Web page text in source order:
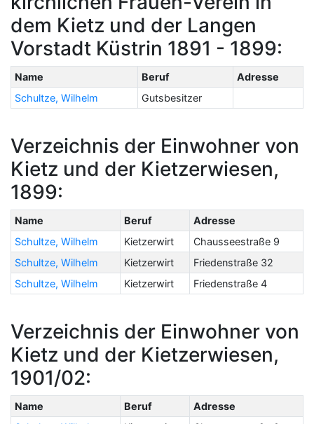
dem Kietz und der Langen
Vorstadt Küstrin 1891 - 1899:
Name Beruf
Adresse
Schultze, Wilhelm
Gutsbesitzer
Verzeichnis der Einwohner von
Kietz und der Kietzerwiesen,
1899:
Name Beruf
Adresse
Schultze, Wilhelm
Kietzerwirt
Chausseestraße 9
Schultze, Wilhelm
Kietzerwirt
Friedenstraße 32
Schultze, Wilhelm
Kietzerwirt Friedenstraße 4
Verzeichnis der Einwohner von
Kietz und der Kietzerwiesen,
1901/02:
Name Beruf
Adresse